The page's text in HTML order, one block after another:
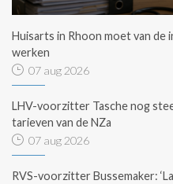
Huisarts in Rhoon moet van de
werken
07 aug 2026
LHV-voorzitter Tasche nog
tarieven van de NZa
07 aug 2026
RVS-voorzitter Bussemaker: